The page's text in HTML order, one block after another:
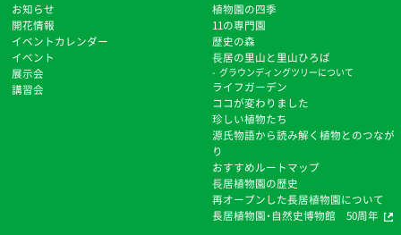
お知らせ
開花情報
イベントカレンダー
イベント
展示会
講習会
植物園の四季
11の専門園
歴史の森
⻑居の里山と里山ひろば
グラウンディングツリーについて
ライフガーデン
ココが変わりました
珍しい植物たち
源氏物語から読み解く植物とのつなが
り
おすすめルートマップ
⻑居植物園の歴史
再オープンした長居植物園について
長居植物園・自然史博物館 50周年